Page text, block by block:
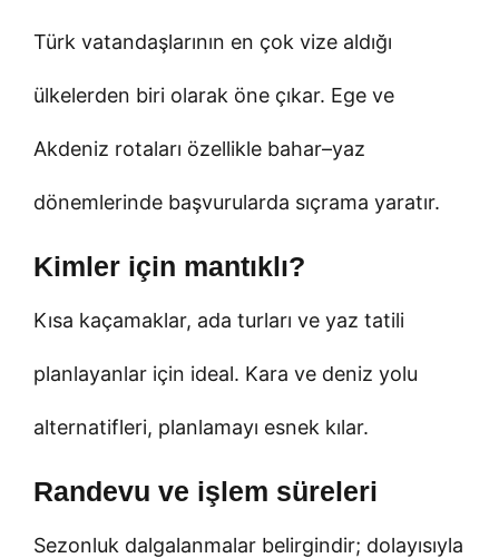
Türk vatandaşlarının en çok vize aldığı
ülkelerden biri olarak öne çıkar. Ege ve
Akdeniz rotaları özellikle bahar–yaz
dönemlerinde başvurularda sıçrama yaratır.
Kimler için mantıklı?
Kısa kaçamaklar, ada turları ve yaz tatili
planlayanlar için ideal. Kara ve deniz yolu
alternatifleri, planlamayı esnek kılar.
Randevu ve işlem süreleri
Sezonluk dalgalanmalar belirgindir; dolayısıyla